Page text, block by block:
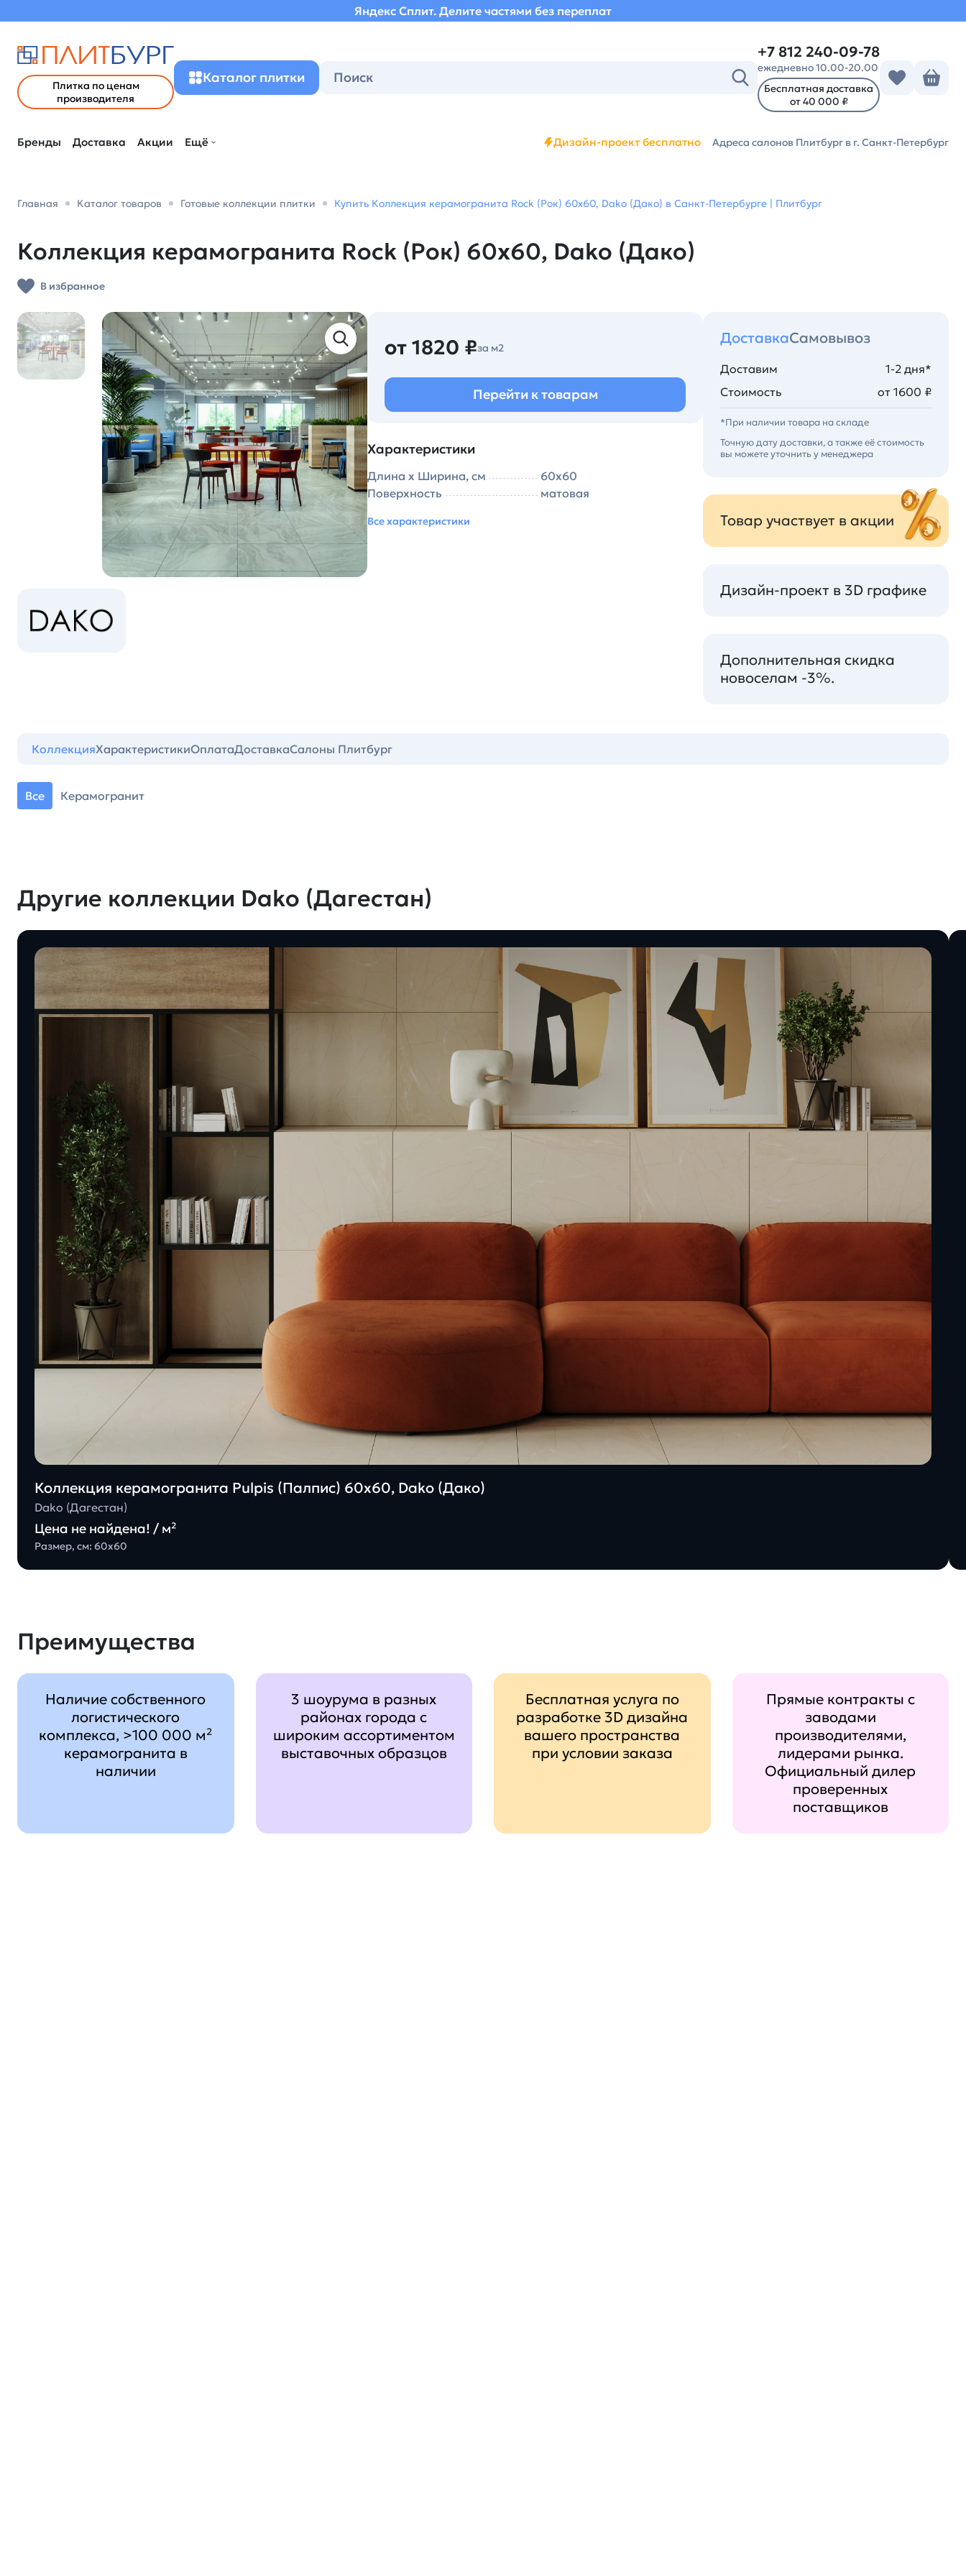
Яндекс Сплит. Делите частями без переплат
Плитка по ценам
производителя
Каталог плитки
+7 812 240-09-78
ежедневно 10.00-20.00
Бесплатная доставка
от 40 000 ₽
Бренды Доставка Акции Ещё Дизайн-проект бесплатно Адреса салонов Плитбург в г. Санкт-Петербург
Главная Каталог товаров Готовые коллекции плитки Купить Коллекция керамогранита Rock (Рок) 60х60, Dako (Дако) в Санкт-Петербурге | Плитбург
Коллекция керамогранита Rock (Рок) 60х60, Dako (Дако)
В избранное
от 1820 ₽за м2
Перейти к товарам
Характеристики
Длина х Ширина, см
60х60
Поверхность
матовая
Все характеристики
ДоставкаСамовывоз
Доставим
1-2 дня*
Стоимость
от 1600 ₽
*При наличии товара на складе
Точную дату доставки, а также её стоимость
вы можете уточнить у менеджера
Товар участвует в акции
Дизайн-проект в 3D графике
Дополнительная скидка
новоселам -3%.
КоллекцияХарактеристикиОплатаДоставкаСалоны Плитбург
Все Керамогранит
Другие коллекции Dako (Дагестан)
Коллекция керамогранита Pulpis (Палпис) 60х60, Dako (Дако)
Dako (Дагестан)
Цена не найдена! / м²
Размер, см: 60х60
Преимущества
Наличие собственного
логистического
комплекса, >100 000 м²
керамогранита в
наличии
3 шоурума в разных
районах города с
широким ассортиментом
выставочных образцов
Бесплатная услуга по
разработке 3D дизайна
вашего пространства
при условии заказа
Прямые контракты с
заводами
производителями,
лидерами рынка.
Официальный дилер
проверенных
поставщиков